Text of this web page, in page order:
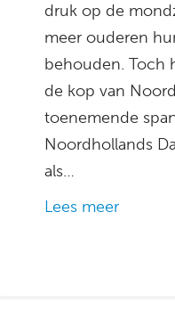
druk op de
meer ouderen
behouden. Toch
de kop van
toenemende
Noordhollands
als…
Lees meer